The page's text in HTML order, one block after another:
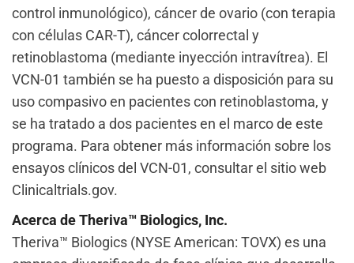
control inmunológico), cáncer de ovario (con terapia
con células CAR-T), cáncer colorrectal y
retinoblastoma (mediante inyección intravítrea). El
VCN-01 también se ha puesto a disposición para su
uso compasivo en pacientes con retinoblastoma, y
se ha tratado a dos pacientes en el marco de este
programa. Para obtener más información sobre los
ensayos clínicos del VCN-01, consultar el sitio web
Clinicaltrials.gov.
Acerca de Theriva™ Biologics, Inc.
Theriva™ Biologics (NYSE American: TOVX) es una